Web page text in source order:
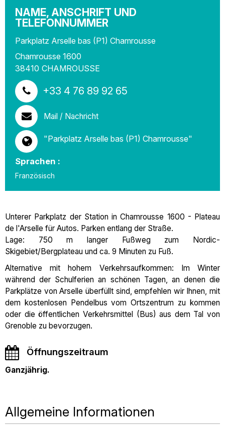
NAME, ANSCHRIFT UND
TELEFONNUMMER
Parkplatz Arselle bas (P1) Chamrousse
Chamrousse 1600
38410 CHAMROUSSE
+33 4 76 89 92 65
Mail / Nachricht
"Parkplatz Arselle bas (P1) Chamrousse"
Sprachen :
Französisch
Unterer Parkplatz der Station in Chamrousse 1600 - Plateau
de l'Arselle für Autos. Parken entlang der Straße.
Lage: 750 m langer Fußweg zum Nordic-
Skigebiet/Bergplateau und ca. 9 Minuten zu Fuß.
Alternative mit hohem Verkehrsaufkommen: Im Winter
während der Schulferien an schönen Tagen, an denen die
Parkplätze von Arselle überfüllt sind, empfehlen wir Ihnen, mit
dem kostenlosen Pendelbus vom Ortszentrum zu kommen
oder die öffentlichen Verkehrsmittel (Bus) aus dem Tal von
Grenoble zu bevorzugen.
Öffnungszeitraum
Ganzjährig.
Allgemeine Informationen